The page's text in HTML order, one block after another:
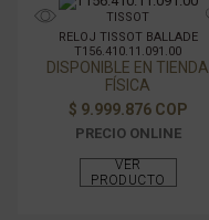
TISSOT
RELOJ TISSOT BALLADE
T156.410.11.091.00
$ 9.999.876 COP
DISPONIBLE EN TIENDA
FÍSICA
PRECIO ONLINE
VER
PRODUCTO